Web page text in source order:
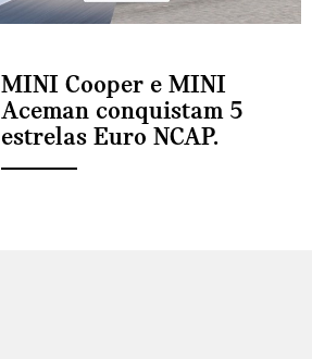
MINI Cooper e MINI
Aceman conquistam 5
estrelas Euro NCAP.